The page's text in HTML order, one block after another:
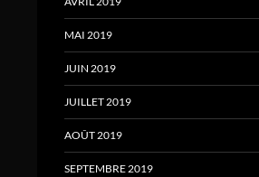
MAI 2019
JUIN 2019
JUILLET 2019
AOÛT 2019
SEPTEMBRE 2019